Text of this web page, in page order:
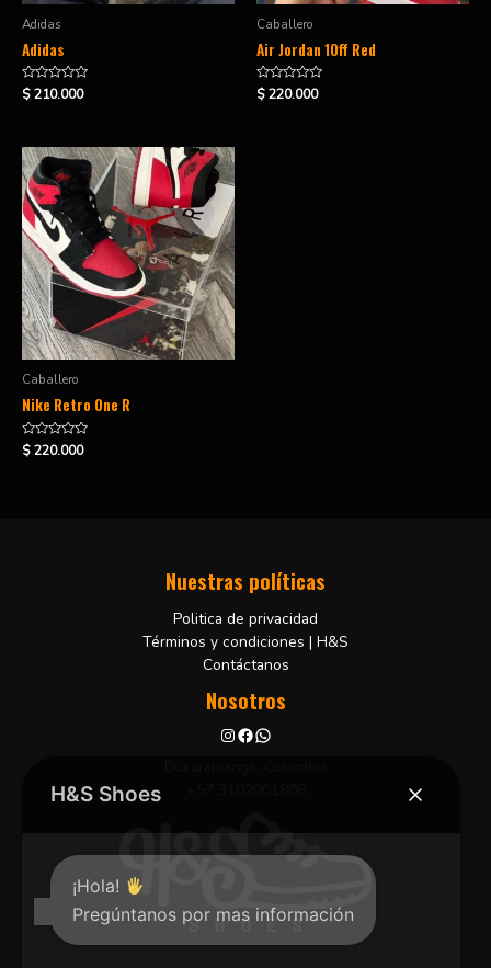
Adidas
Adidas
Valorado
en
$210.000
Caballero
Air Jordan 1Off Red
Valorado
en
$220.000
Caballero
Nike Retro One R
Valorado
en
$220.000
Nuestras políticas
Politica de privacidad
Términos y condiciones | H&S
Contáctanos
Nosotros
H&S Shoes
¡Hola!
Pregúntanos por mas información